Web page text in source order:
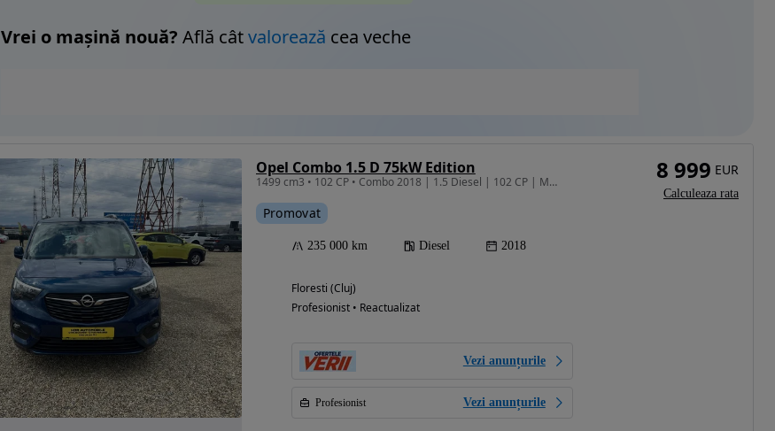
Vrei o mașină nouă? Află câtvalorează cea veche
Opel Combo 1.5 D 75kW Edition
1499 cm3 • 102 CP • Combo 2018 | 1.5 Diesel | 102 CP | MANUALĂ GARANTIE/RATE
Promovat
235 000 km Diesel 2018
Floresti (Cluj)
Profesionist • Reactualizat
Vezi anunțurile
Profesionist Vezi anunțurile
8 999 EUR
Calculeaza rata